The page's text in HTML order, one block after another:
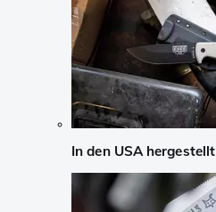
In den USA hergestellt